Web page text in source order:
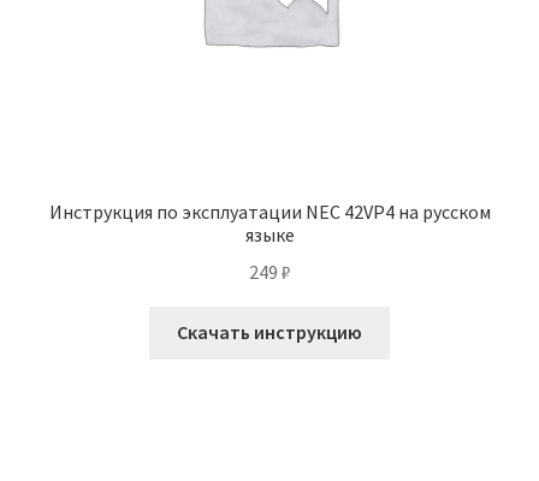
Инструкция по эксплуатации NEC 42VP4 на русском
языке
249 ₽
Скачать инструкцию